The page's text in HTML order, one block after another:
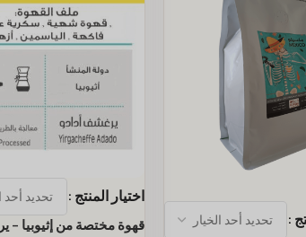
اختيار المنتج
قهوة مختصة من إثيوبيا